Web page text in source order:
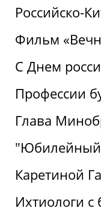
Российско-
Фильм
С Днем
Профессии
Глава
Каретиной
Ихтиологи